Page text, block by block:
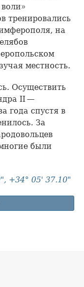
тренировались
на
местность.
Осуществить
II —
года спустя в
За
были
+34° 05' 37.10"